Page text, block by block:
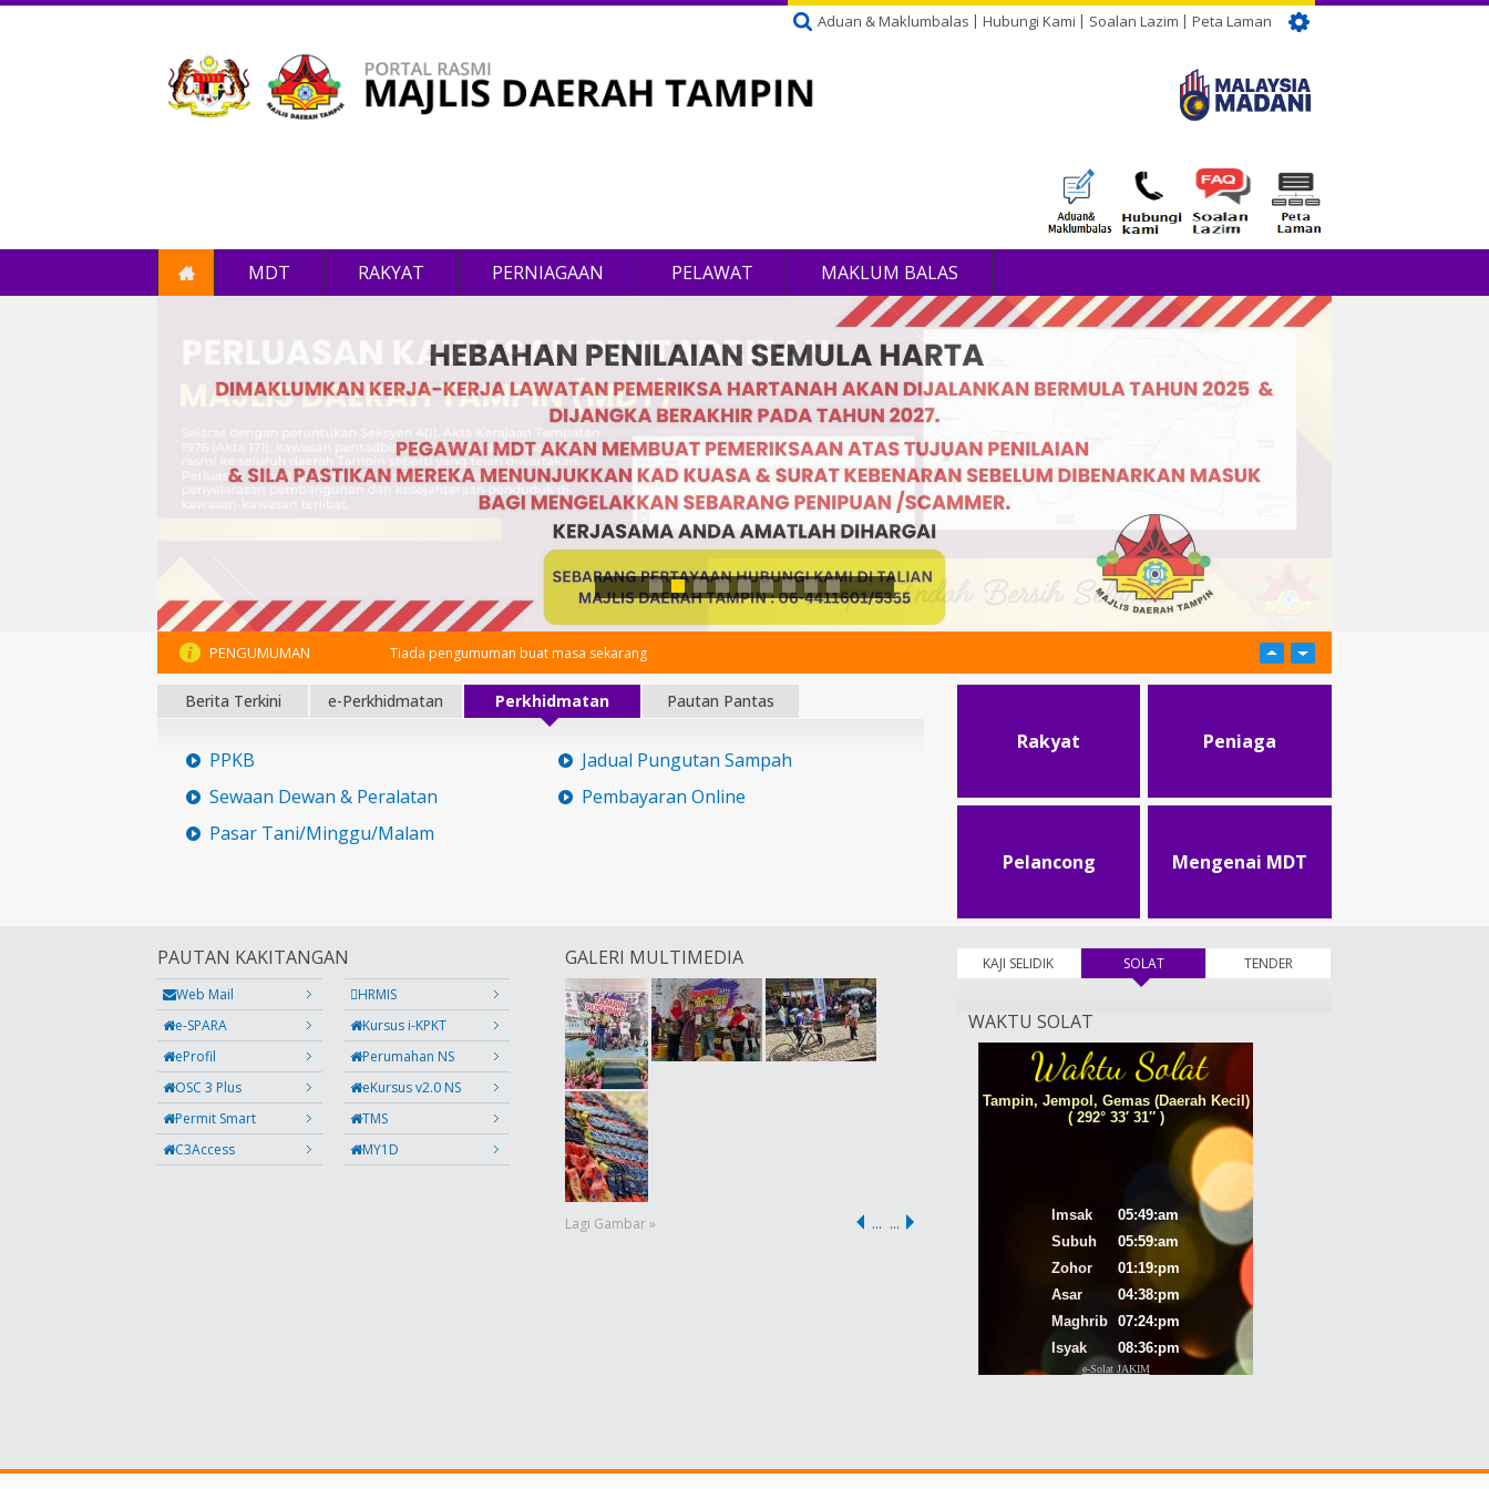
Aduan & Maklumbalas Hubungi Kami Soalan Lazim Peta Laman
MDT RAKYAT PERNIAGAAN PELAWAT MAKLUM BALAS
PENGUMUMAN Tiada pengumuman buat masa sekarang
Berita Terkini e-Perkhidmatan Perkhidmatan Pautan Pantas
PPKB
Sewaan Dewan & Peralatan
Pasar Tani/Minggu/Malam
Jadual Pungutan Sampah
Pembayaran Online
Rakyat Peniaga
Pelancong Mengenai MDT
PAUTAN KAKITANGAN
Web Mail
HRMIS
e-SPARA
Kursus i-KPKT
eProfil
Perumahan NS
OSC 3 Plus
eKursus v2.0 NS
Permit Smart
TMS
C3Access
MY1D
GALERI MULTIMEDIA
Lagi Gambar » … …
KAJI SELIDIK SOLAT(tab aktif) TENDER
WAKTU SOLAT